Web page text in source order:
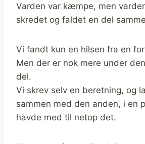
Varden var kæmpe, men
skredet og faldet en del
Vi fandt kun en hilsen fra en
Men der er nok mere under
del.
Vi skrev selv en beretning, og
sammen med den anden, i en
havde med til netop det.